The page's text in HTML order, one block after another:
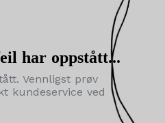
har oppstått...
Vennligst prøv
kundeservice ved